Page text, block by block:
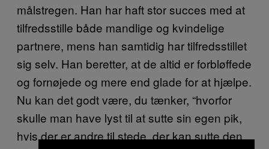
målstregen. Han har haft stor succes med at
tilfredsstille både mandlige og kvindelige
partnere, mens han samtidig har tilfredsstillet
sig selv. Han beretter, at de altid er forbløffede
og fornøjede og mere end glade for at hjælpe.
Nu kan det godt være, du tænker, “hvorfor
skulle man have lyst til at sutte sin egen pik,
hvis der er andre til stede, der kan sutte den